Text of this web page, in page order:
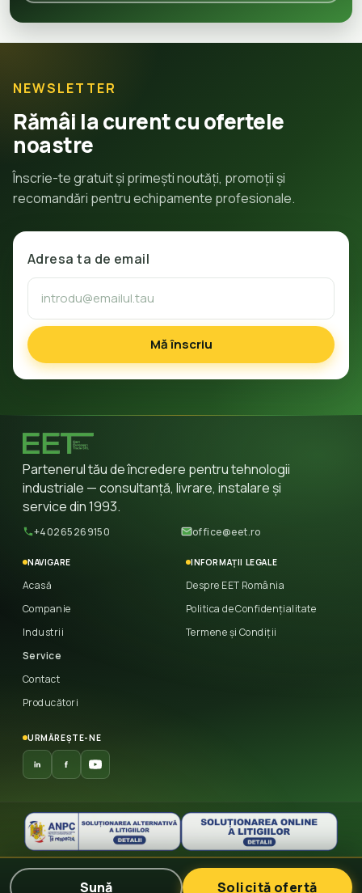
Sună Solicită ofertă
NEWSLETTER
Rămâi la curent cu ofertele
noastre
Înscrie-te gratuit și primești noutăți, promoții și
recomandări pentru echipamente profesionale.
Adresa ta de email
Mă înscriu
Partenerul tău de încredere pentru tehnologii
industriale — consultanță, livrare, instalare și
service din 1993.
+40265269150 office@eet.ro
NAVIGARE
Acasă
Companie
Industrii
Service
Contact
Producători
INFORMAȚII LEGALE
Despre EET România
Politica de Confidențialitate
Termene și Condiții
URMĂREȘTE-NE
© 2026 East European Trade
— Toate drepturile